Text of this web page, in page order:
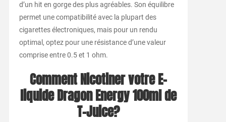
d’un hit en gorge des plus agréables. Son équilibre
permet une compatibilité avec la plupart des
cigarettes électroniques, mais pour un rendu
optimal, optez pour une résistance d’une valeur
comprise entre 0.5 et 1 ohm.
Comment Nicotiner votre E-
liquide Dragon Energy 100ml de
T-Juice?